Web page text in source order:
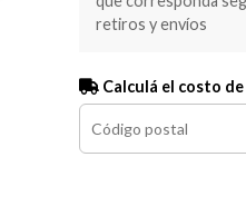
retiros y envíos
Calculá el costo